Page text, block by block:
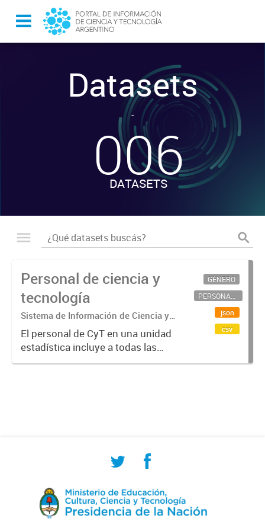
Datasets
-
006
DATASETS
Personal de ciencia y
tecnología
Sistema de Información de Ciencia y
Tecnología Argentino (SICYTAR)
El personal de CyT en una unidad
estadística incluye a todas las
personas involucradas
GÉNERO
PERSONAL CIENTÍFICO-TECNOLÓGICO
json
csv